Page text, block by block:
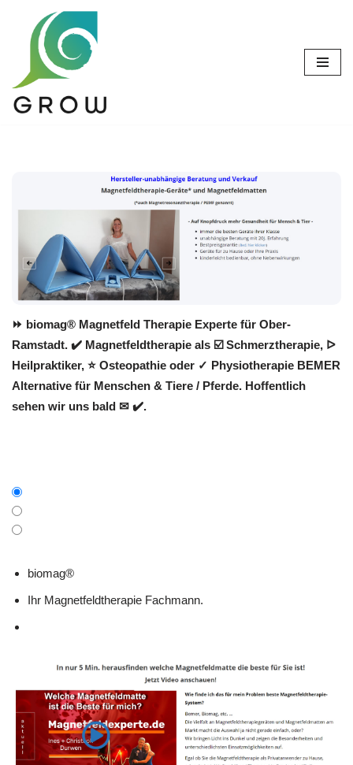
Zum
springen
⏩ biomag® Magnetfeld Therapie Experte für Ober-
Ramstadt. ✔️ Magnetfeldtherapie als ☑️ Schmerztherapie, ᐅ
Heilpraktiker, ⭐ Osteopathie oder ✓ Physiotherapie BEMER
Alternative für Menschen & Tiere / Pferde. Hoffentlich
sehen wir uns bald ✉ ✔️.
biomag®
Ihr Magnetfeldtherapie Fachmann.